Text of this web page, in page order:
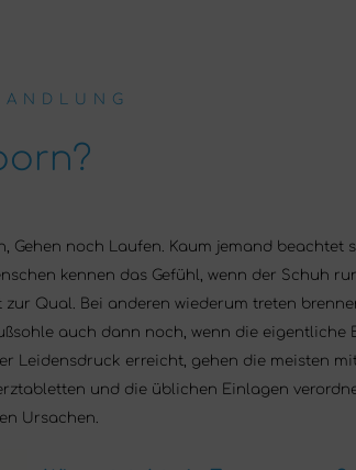
Gehen noch Laufen. Kaum jemand
kennen das Gefühl, wenn der Schuh
Qual. Bei anderen wiederum treten
auch dann noch, wenn die
Leidensdruck erreicht, gehen die meisten
und die üblichen Einlagen
Ursachen.